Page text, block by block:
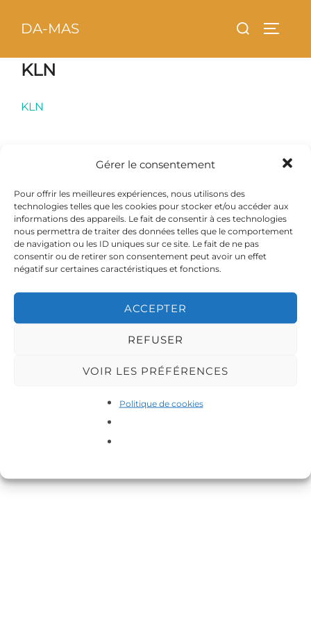
Gérer le consentement
Pour offrir les meilleures expériences, nous utilisons des
technologies telles que les cookies pour stocker et/ou accéder aux
informations des appareils. Le fait de consentir à ces technologies
nous permettra de traiter des données telles que le comportement
de navigation ou les ID uniques sur ce site. Le fait de ne pas
consentir ou de retirer son consentement peut avoir un effet
négatif sur certaines caractéristiques et fonctions.
ACCEPTER
REFUSER
VOIR LES PRÉFÉRENCES
Politique de cookies
DA-MAS Rechercher :
KLN
KLN
Inspiro ThemeparWPZOOM